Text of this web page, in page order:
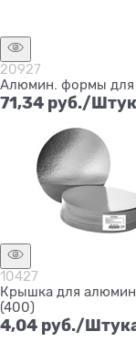
20927
Алюмин. формы для
71,34 руб./
10427
Крышка для
(400)
4,04 руб./